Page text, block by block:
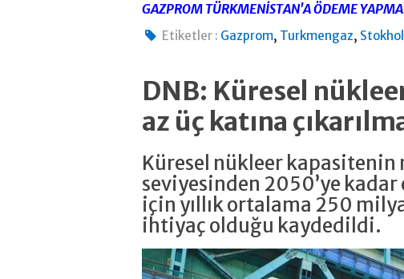
GAZPROM TÜRKMENİSTAN'A ÖDEME
Etiketler : Gazprom, Turkmengaz,
DNB: Küresel
az üç katına
Küresel nükleer kapasitenin
seviyesinden 2050’ye kadar
için yıllık ortalama 250
ihtiyaç olduğu kaydedildi.